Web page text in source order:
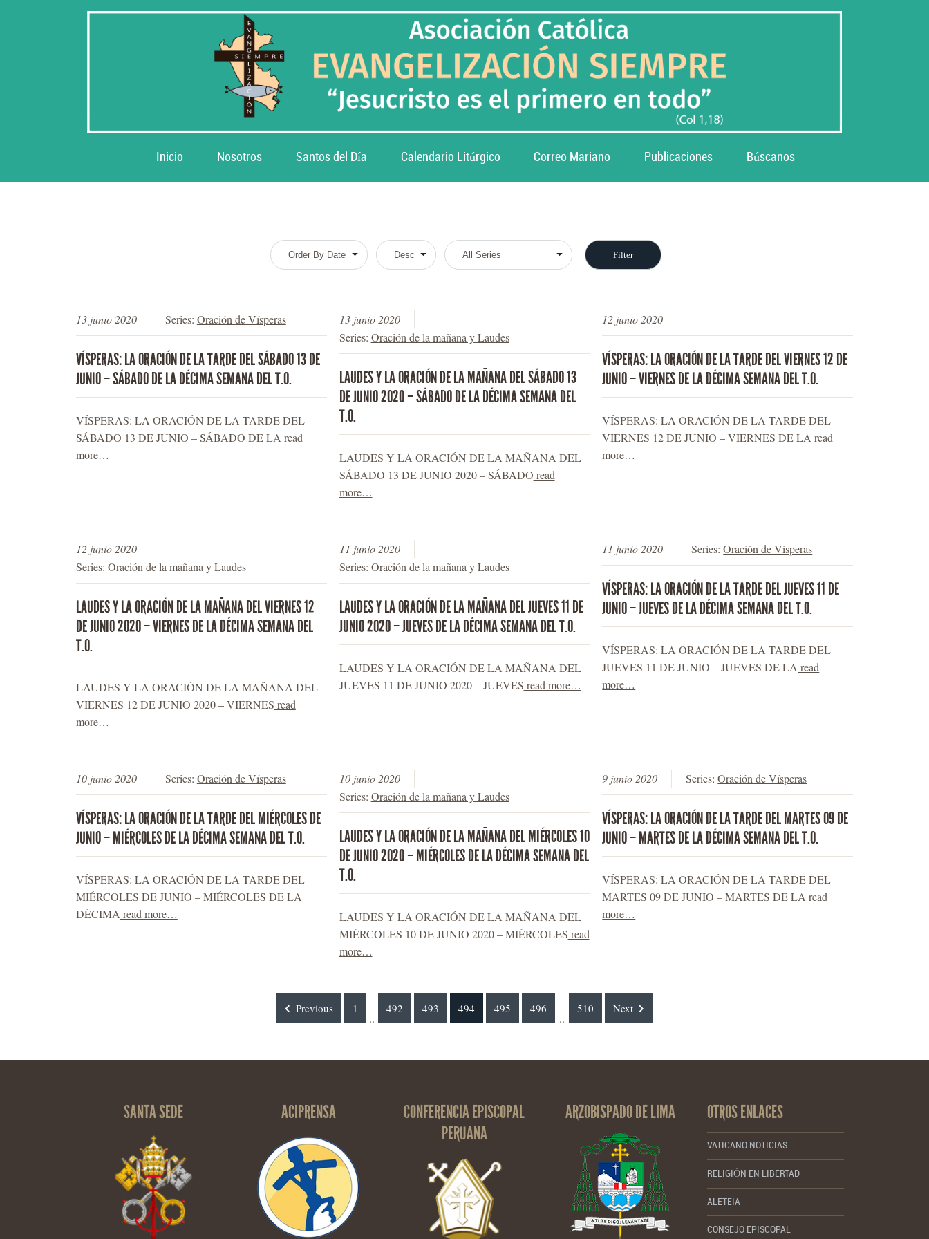
Inicio Nosotros Santos del Día Calendario Litúrgico Correo Mariano Publicaciones Búscanos
13 junio 2020 Series: Oración de Vísperas
VÍSPERAS: LA ORACIÓN DE LA TARDE DEL SÁBADO 13 DE
JUNIO – SÁBADO DE LA DÉCIMA SEMANA DEL T.O.
VÍSPERAS: LA ORACIÓN DE LA TARDE DEL
SÁBADO 13 DE JUNIO – SÁBADO DE LA read
more…
13 junio 2020
Series: Oración de la mañana y Laudes
LAUDES Y LA ORACIÓN DE LA MAÑANA DEL SÁBADO 13
DE JUNIO 2020 – SÁBADO DE LA DÉCIMA SEMANA DEL
T.O.
LAUDES Y LA ORACIÓN DE LA MAÑANA DEL
SÁBADO 13 DE JUNIO 2020 – SÁBADO read
more…
12 junio 2020
VÍSPERAS: LA ORACIÓN DE LA TARDE DEL VIERNES 12 DE
JUNIO – VIERNES DE LA DÉCIMA SEMANA DEL T.O.
VÍSPERAS: LA ORACIÓN DE LA TARDE DEL
VIERNES 12 DE JUNIO – VIERNES DE LA read
more…
12 junio 2020
Series: Oración de la mañana y Laudes
LAUDES Y LA ORACIÓN DE LA MAÑANA DEL VIERNES 12
DE JUNIO 2020 – VIERNES DE LA DÉCIMA SEMANA DEL
T.O.
LAUDES Y LA ORACIÓN DE LA MAÑANA DEL
VIERNES 12 DE JUNIO 2020 – VIERNES read
more…
11 junio 2020
Series: Oración de la mañana y Laudes
LAUDES Y LA ORACIÓN DE LA MAÑANA DEL JUEVES 11 DE
JUNIO 2020 – JUEVES DE LA DÉCIMA SEMANA DEL T.O.
LAUDES Y LA ORACIÓN DE LA MAÑANA DEL
JUEVES 11 DE JUNIO 2020 – JUEVES read more…
11 junio 2020 Series:Oración de Vísperas
VÍSPERAS: LA ORACIÓN DE LA TARDE DEL JUEVES 11 DE
JUNIO – JUEVES DE LA DÉCIMA SEMANA DEL T.O.
VÍSPERAS: LA ORACIÓN DE LA TARDE DEL
JUEVES 11 DE JUNIO – JUEVES DE LA read
more…
10 junio 2020 Series: Oración de Vísperas
VÍSPERAS: LA ORACIÓN DE LA TARDE DEL MIÉRCOLES DE
JUNIO – MIÉRCOLES DE LA DÉCIMA SEMANA DEL T.O.
VÍSPERAS: LA ORACIÓN DE LA TARDE DEL
MIÉRCOLES DE JUNIO – MIÉRCOLES DE LA
DÉCIMA read more…
10 junio 2020
Series: Oración de la mañana y Laudes
LAUDES Y LA ORACIÓN DE LA MAÑANA DEL MIÉRCOLES 10
DE JUNIO 2020 – MIÉRCOLES DE LA DÉCIMA SEMANA DEL
T.O.
LAUDES Y LA ORACIÓN DE LA MAÑANA DEL
MIÉRCOLES 10 DE JUNIO 2020 – MIÉRCOLES read
more…
9 junio 2020 Series:Oración de Vísperas
VÍSPERAS: LA ORACIÓN DE LA TARDE DEL MARTES 09 DE
JUNIO – MARTES DE LA DÉCIMA SEMANA DEL T.O.
VÍSPERAS: LA ORACIÓN DE LA TARDE DEL
MARTES 09 DE JUNIO – MARTES DE LA read
more…
Previous 1
..
492 493 494 495 496
..
510 Next
SANTA SEDE ACIPRENSA
CONFERENCIA EPISCOPAL
PERUANA
ARZOBISPADO DE LIMA OTROS ENLACES
VATICANO NOTICIAS
RELIGIÓN EN LIBERTAD
ALETEIA
CONSEJO EPISCOPAL